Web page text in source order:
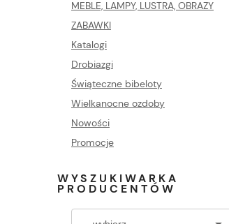
MEBLE, LAMPY, LUSTRA, OBRAZY
ZABAWKI
Katalogi
Drobiazgi
Świąteczne bibeloty
Wielkanocne ozdoby
Nowości
Promocje
WYSZUKIWARKA
PRODUCENTÓW